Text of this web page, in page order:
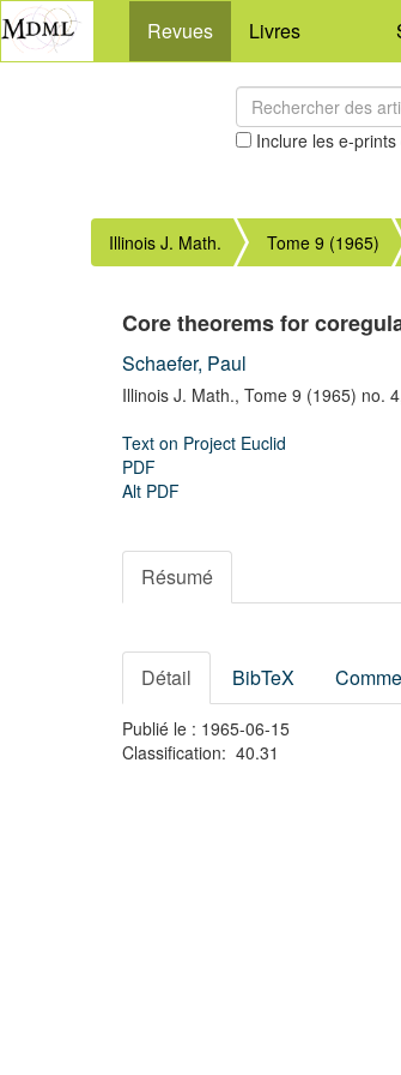
Revues Livres
Inclure les e-
Illinois J. Math. Tome 9 (1965)
Core theorems for
Schaefer, Paul
Illinois J. Math., Tome 9 (1965) no.
Text on Project Euclid
PDF
Alt PDF
Résumé
Détail BibTeX
Publié le : 1965-06-15
Classification: 40.31